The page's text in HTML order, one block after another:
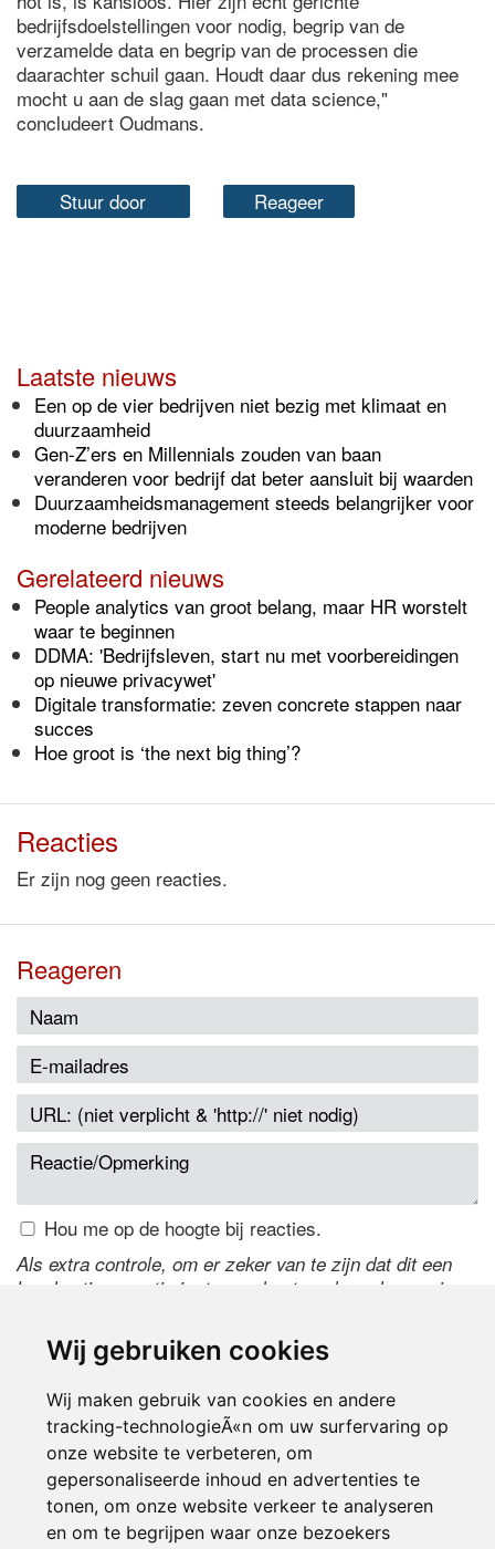
Wij gebruiken cookies
Wij maken gebruik van cookies en andere
tracking-technologieÃ«n om uw surfervaring op
onze website te verbeteren, om
gepersonaliseerde inhoud en advertenties te
tonen, om onze website verkeer te analyseren
en om te begrijpen waar onze bezoekers
bedrijfsdoelstellingen voor nodig, begrip van de
verzamelde data en begrip van de processen die
daarachter schuil gaan. Houdt daar dus rekening mee
mocht u aan de slag gaan met data science,"
concludeert Oudmans.
Stuur door Reageer
Laatste nieuws
Een op de vier bedrijven niet bezig met klimaat en
duurzaamheid
Gen-Z’ers en Millennials zouden van baan
veranderen voor bedrijf dat beter aansluit bij waarden
Duurzaamheidsmanagement steeds belangrijker voor
moderne bedrijven
Gerelateerd nieuws
People analytics van groot belang, maar HR worstelt
waar te beginnen
DDMA: 'Bedrijfsleven, start nu met voorbereidingen
op nieuwe privacywet'
Digitale transformatie: zeven concrete stappen naar
succes
Hoe groot is ‘the next big thing’?
Reacties
Er zijn nog geen reacties.
Reageren
Hou me op de hoogte bij reacties.
Als extra controle, om er zeker van te zijn dat dit een
handmatige reactie is, typ onderstaande code over in
de code te wijzigen.